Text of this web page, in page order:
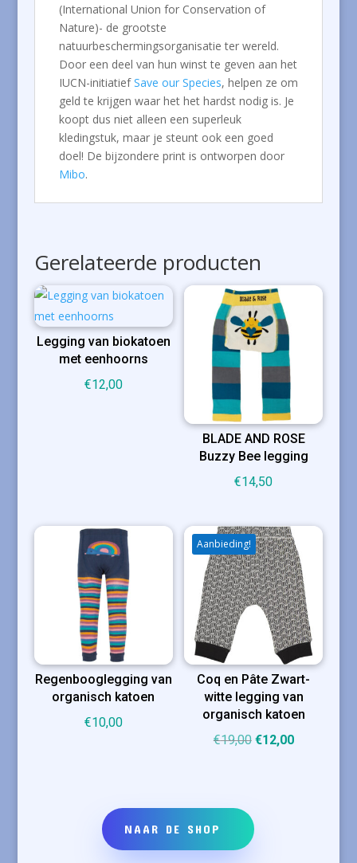
(International Union for Conservation of
Nature)- de grootste
natuurbeschermingsorganisatie ter wereld.
Door een deel van hun winst te geven aan het
IUCN-initiatiefSave our Species, helpen ze om
geld te krijgen waar het het hardst nodig is. Je
koopt dus niet alleen een superleuk
kledingstuk, maar je steunt ook een goed
doel! De bijzondere print is ontworpen door
Mibo.
Gerelateerde producten
Legging van biokatoen
met eenhoorns
€12,00
BLADE AND ROSE
Buzzy Bee legging
€14,50
Regenbooglegging van
organisch katoen
€10,00
Aanbieding!
Coq en Pâte Zwart-
witte legging van
organisch katoen
€19,00 Oorspronkelijke
€12,00Huidige
NAAR DE SHOP